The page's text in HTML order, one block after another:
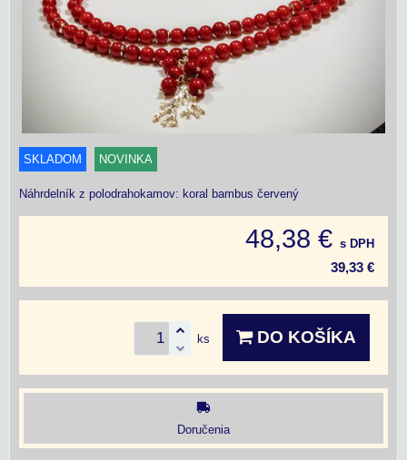
SKLADOM NOVINKA
Náhrdelník z polodrahokamov: koral bambus červený
48,38 € s DPH
39,33 €
ks DO KOŠÍKA
Doručenia